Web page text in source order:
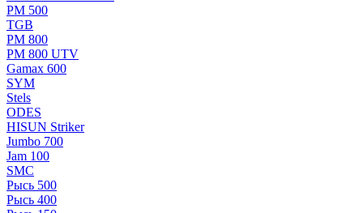
РМ 500
TGB
РМ 800
РМ 800 UTV
Gamax 600
SYM
Stels
ОDЕS
HISUN Striker
Jumbo 700
Jam 100
SMC
Рысь 500
Рысь 400